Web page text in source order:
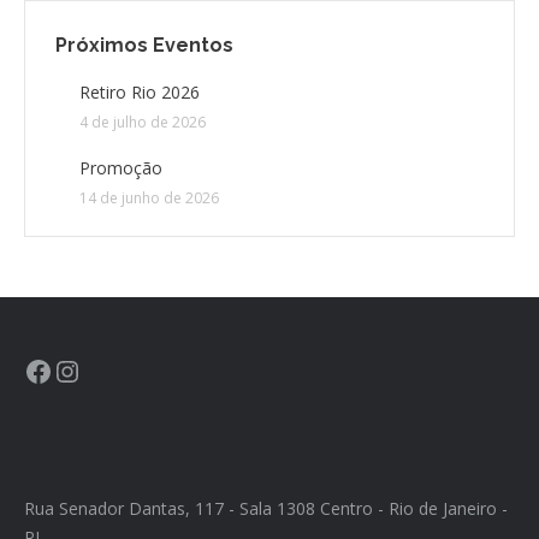
CONTRIBUIÇÕES
HISTÓRIA DE CCA/BR
Próximos Eventos
Retiro Rio 2026
4 de julho de 2026
Promoção
14 de junho de 2026
Rua Senador Dantas, 117 - Sala 1308 Centro - Rio de Janeiro -